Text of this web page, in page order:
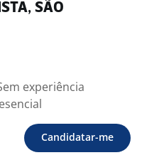
SÃO
experiência
Candidatar-me